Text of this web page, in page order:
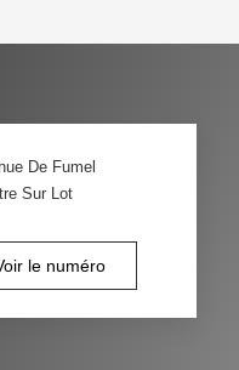
De Fumel
Sur Lot
le numéro